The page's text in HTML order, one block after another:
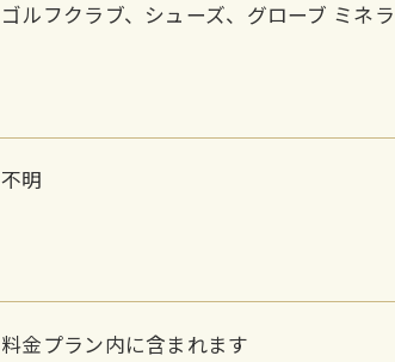
ゴルフクラブ、シューズ、グローブ ミネ
不明
料金プラン内に含まれます